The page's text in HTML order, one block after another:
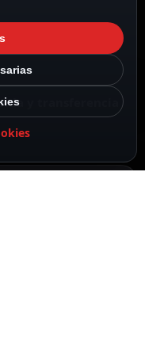
y transferencia